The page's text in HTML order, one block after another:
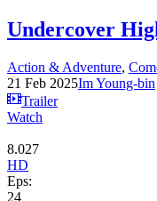
Undercover
Action & Adventure,
21 Feb 2025Im Young-bin
Trailer
Watch
8.027
HD
Eps:
24